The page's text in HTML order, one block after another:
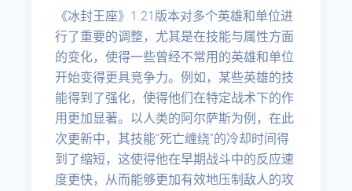
《冰封王座》1.21版本对多个英雄和单位进
行了重要的调整，尤其是在技能与属性方面
的变化，使得一些曾经不常用的英雄和单位
开始变得更具竞争力。例如，某些英雄的技
能得到了强化，使得他们在特定战术下的作
用更加显著。以人类的阿尔萨斯为例，在此
次更新中，其技能“死亡缠绕”的冷却时间得
到了缩短，这使得他在早期战斗中的反应速
度更快，从而能够更加有效地压制敌人的攻